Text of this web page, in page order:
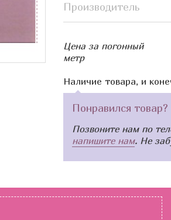
Производитель
Цена за погонный
метр
Наличие товара, и
Понравился товар?
Позвоните нам по
напишите нам. Не